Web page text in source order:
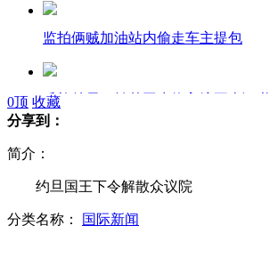
监拍俩贼加油站内偷走车主提包
质检总局：转基因生物入境要查证书
中国渔政船正在钓鱼岛海域护渔
莫言成今年诺贝尔文学奖大热门
0顶 收藏
分享到：
简介：
约旦国王下令解散众议院
分类名称： 国际新闻